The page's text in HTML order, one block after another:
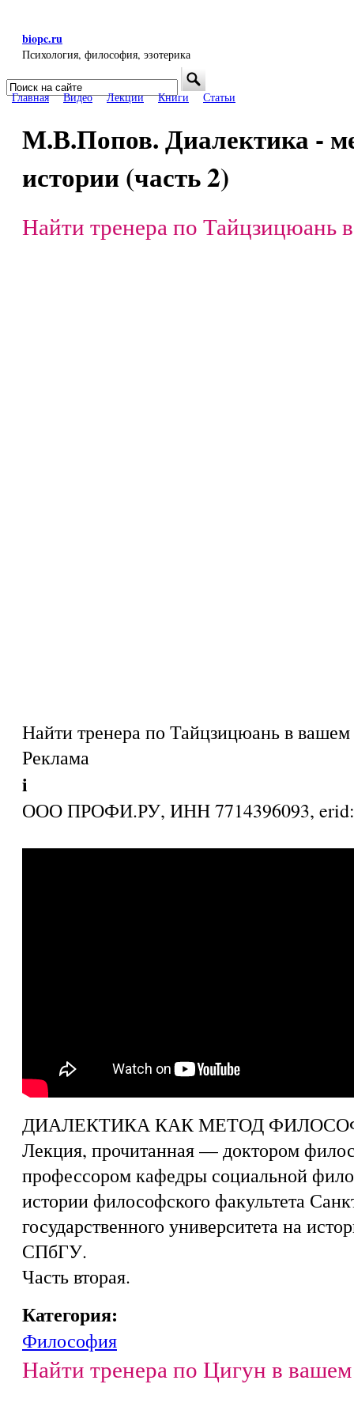
biopc.ru
Психология, философия, эзотерика
Форма поиска
Поиск
Главная Видео Лекции Книги Статьи
М.В.Попов. Диалектика -
истории (часть 2)
Найти тренера по Тайцзицюань
Найти тренера по Тайцзицюань в вашем
Реклама
i
ООО ПРОФИ.РУ, ИНН 7714396093,
ДИАЛЕКТИКА КАК МЕТОД
Лекция, прочитанная — доктором
профессором кафедры социальной
истории философского факультета
государственного университета на
СПбГУ.
Часть вторая.
Категория:
Философия
Найти тренера по Цигун в вашем